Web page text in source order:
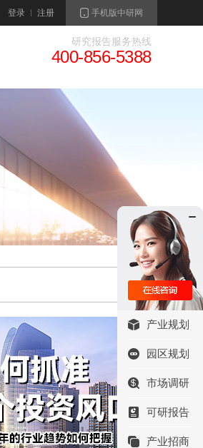
登录 注册 手机版中研网
研究报告服务热线
400-856-5388
产业规划
园区规划
市场调研
可研报告
产业招商